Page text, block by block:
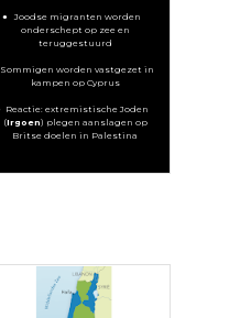
Joodse migranten worden
onderschept op zee en
teruggestuurd
Sommigen worden vastgezet in
kampen op Cyprus
Reactie: extremistische Joden
(Irgoen) plegen aanslagen op
Britse doelen in Palestina